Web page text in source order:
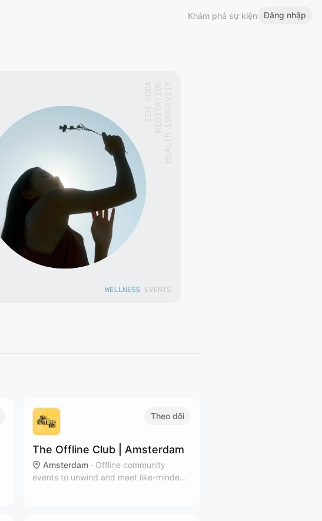
Khám phá sự kiện Đăng nhập
Theo dõi
The Offline Club | Amsterdam
Amsterdam · Offline community
events to unwind and meet like-minded